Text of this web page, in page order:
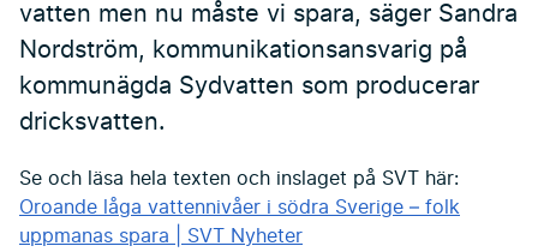
vatten men nu måste vi spara, säger Sandra
Nordström, kommunikationsansvarig på
kommunägda Sydvatten som producerar
dricksvatten.
Se och läsa hela texten och inslaget på SVT här:
Oroande låga vattennivåer i södra Sverige – folk
uppmanas spara | SVT Nyheter